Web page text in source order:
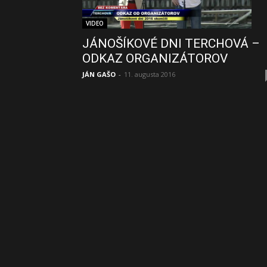
VIDEO
JÁNOŠÍKOVÉ DNI TERCHOVÁ –
ODKAZ ORGANIZÁTOROV
JÁN GAŠO - 11. augusta 2016